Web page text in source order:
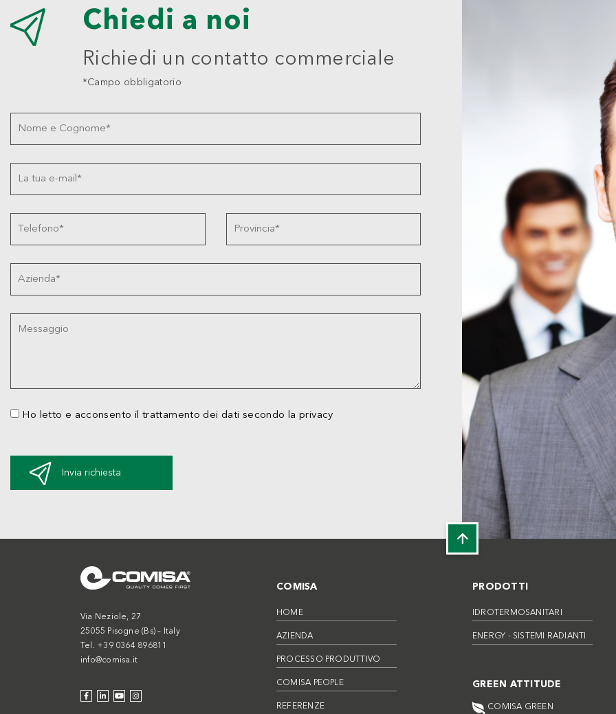
Chiedi a noi
Richiedi un contatto commerciale
*Campo obbligatorio
Ho letto e acconsento il trattamento dei dati secondo la privacy
Invia richiesta
Via Neziole, 27
25055 Pisogne (Bs) – Italy
Tel. +39 0364 896811
info@comisa.it
COMISA
HOME
AZIENDA
PROCESSO PRODUTTIVO
COMISA PEOPLE
REFERENZE
PRODOTTI
IDROTERMOSANITARI
ENERGY - SISTEMI RADIANTI
GREEN ATTITUDE
COMISA GREEN